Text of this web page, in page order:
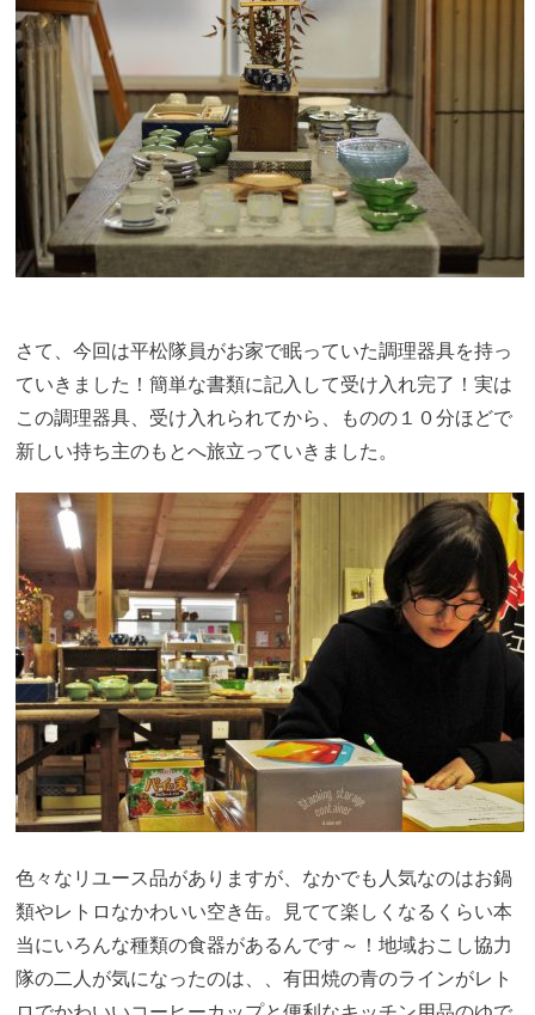
さて、今回は平松隊員がお家で眠っていた調理器具を持っ
ていきました！簡単な書類に記入して受け入れ完了！実は
この調理器具、受け入れられてから、ものの１０分ほどで
新しい持ち主のもとへ旅立っていきました。
色々なリユース品がありますが、なかでも人気なのはお鍋
類やレトロなかわいい空き缶。見てて楽しくなるくらい本
当にいろんな種類の食器があるんです～！地域おこし協力
隊の二人が気になったのは、、有田焼の青のラインがレト